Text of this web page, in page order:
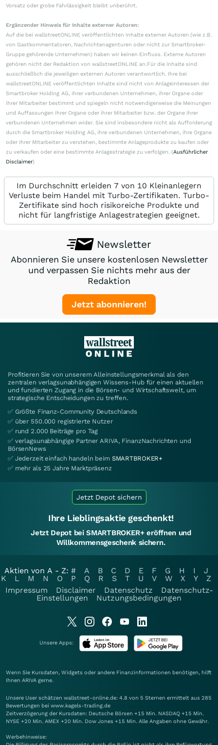
Vorsatz oder grobe Fahrlässigkeit bleibt unberührt.
Ergänzender Hinweis für Inhalte externer Autoren:
Auf die bei wallstreetONLINE veröffentlichten Inhalte externer Autoren (wie z.B.
von Gastkommentatoren, Nachrichtenagenturen oder nicht zur Smartbroker-
Gruppe gehörende Unternehmen) haben wir keinen Einfluss. Externe Autoren
gehören nicht der Redaktion von wallstreetONLINE an.Für die Inhalte sind
ausschließlich die jeweiligen externen Autoren verantwortlich. Ihre bei
wallstreetONLINE veröffentlichten Inhalte sind nicht von Anlageinteressen der
Smartbroker Holding AG, ihrer verbundenen Unternehmen, ihrer Organe oder
ihrer Mitarbeiter bestimmt und spiegeln nicht notwendigerweise die Meinungen
und Auffassungen ihrer Organe oder ihrer Mitarbeiter bzw. der Organe ihrer
verbundenen Unternehmen wider. Sie sind insbesondere nicht als Aufforderung
durch die Smartbroker Holding AG, ihre verbundenen Unternehmen, ihre Organe
oder ihrer Mitarbeiter zu verstehen, bestimmte Anlageprodukte zu kaufen oder
zu verkaufen oder eine bestimmte Anlagestrategie zu verfolgen. (Ausführlicher
Disclaimer)
Im Durchschnitt erleiden 7 von 10 Kleinanlegern
Verluste beim Handel mit Turbo-Zertifikaten. Turbo-
Zertifikate sind hoch risikoreiche Produkte und
nicht für langfristige Anlagestrategien geeignet.
Newsletter
Abonnieren Sie unsere kostenlosen Newsletter
und verpassen Sie nichts mehr aus der
Redaktion
Jetzt abonnieren!
Profitieren Sie von unserem Alleinstellungsmerkmal als den
zentralen verlagsunabhängigen Wissens-Hub für einen aktuellen
und fundierten Zugang in die Börsen- und Wirtschaftswelt, um
strategische Entscheidungen zu treffen.
✅ Größte Finanz-Community Deutschlands
✅ über 550.000 registrierte Nutzer
✅ rund 2.000 Beiträge pro Tag
✅ verlagsunabhängige Partner ARIVA, FinanzNachrichten und
BörsenNews
✅ Jederzeit einfach handeln beim SMARTBROKER+
✅ mehr als 25 Jahre Marktpräsenz
Jetzt Depot sichern
Ihre Lieblingsaktie geschenkt!
Jetzt Depot bei SMARTBROKER+ eröffnen und
Willkommensgeschenk sichern.
Aktien von A - Z: # A B C D E F G H I
J
K
L M N O P Q R S T U V W X Y
Z
Impressum
Disclaimer Datenschutz
Datenschutz-
Einstellungen
Nutzungsbedingungen
Unsere Apps:
Wenn Sie Kursdaten, Widgets oder andere Finanzinformationen benötigen, hilft
Ihnen ARIVA gerne.
Unsere User schätzen wallstreet-online.de: 4.8 von 5 Sternen ermittelt aus 285
Bewertungen bei www.kagels-trading.de
Zeitverzögerung der Kursdaten: Deutsche Börsen +15 Min. NASDAQ +15 Min.
NYSE +20 Min. AMEX +20 Min. Dow Jones +15 Min. Alle Angaben ohne Gewähr.
Werbehinweise: